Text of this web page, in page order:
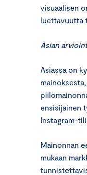
visuaalisen
luettavuutta
Asian
Asiassa on
ensisijainen
Instagram-
Mainonnan
mukaan